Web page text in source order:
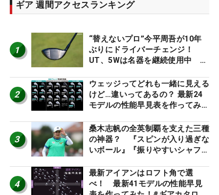
ギア 週間アクセスランキング
1
“替えないプロ”今平周吾が10年
ぶりにドライバーチェンジ！
UT、5Wは名器を継続使用中 #
2
ウェッジってどれも一緒に見える
けど…違いってあるの？ 最新24
モデルの性能早見表を作ってみ
3
桑木志帆の全英制覇を支えた三種
の神器？ 『スピンが入り過ぎな
いボール』『振りやすいシャフ
ー』 #女子プロセッティング
4
最新アイアンはロフト角で選
べ！ 最新41モデルの性能早見